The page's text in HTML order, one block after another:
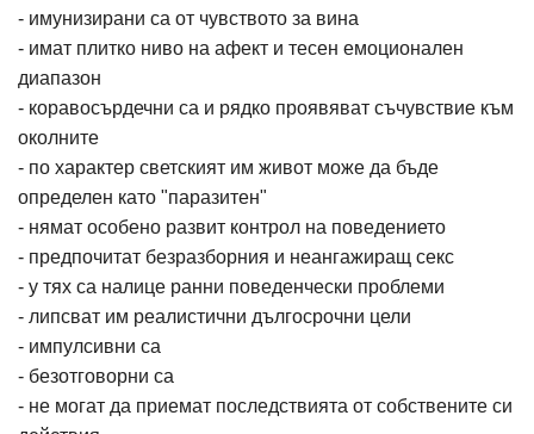
- имунизирани са от чувството за вина
- имат плитко ниво на афект и тесен емоционален
диапазон
- коравосърдечни са и рядко проявяват съчувствие към
околните
- по характер светският им живот може да бъде
определен като "паразитен"
- нямат особено развит контрол на поведението
- предпочитат безразборния и неангажиращ секс
- у тях са налице ранни поведенчески проблеми
- липсват им реалистични дългосрочни цели
- импулсивни са
- безотговорни са
- не могат да приемат последствията от собствените си